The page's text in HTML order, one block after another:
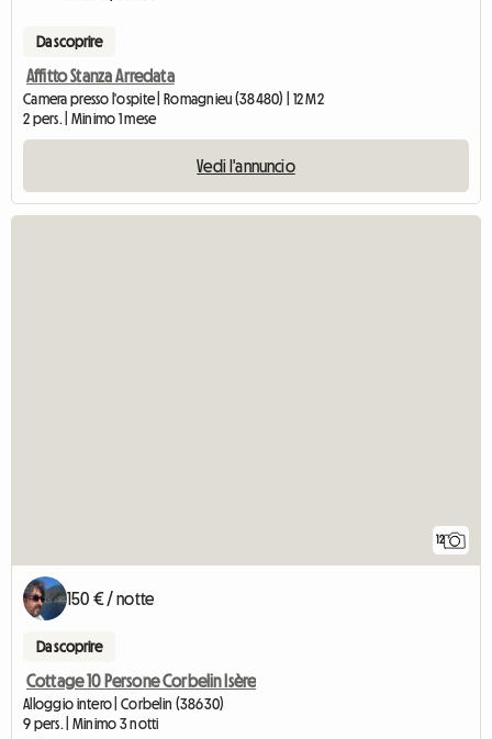
Da scoprire
Affitto Stanza Arredata
Camera presso l'ospite | Romagnieu (38480) | 12 M2
2 pers. | Minimo 1 mese
Vedi l'annuncio
12
150 € / notte
Da scoprire
Cottage 10 Persone Corbelin Isère
Alloggio intero | Corbelin (38630)
9 pers. | Minimo 3 notti